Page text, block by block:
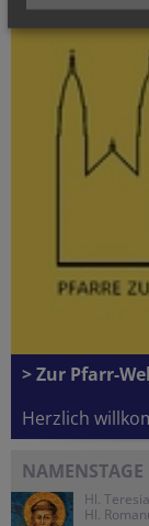
> Zur Pfarr-
Herzlich
NAMENSTAGE
Hl.
Hl.